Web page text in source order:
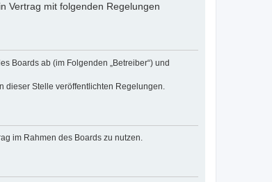
Vertrag mit folgenden Regelungen
Boards ab (im Folgenden „Betreiber“) und
dieser Stelle veröffentlichten Regelungen.
im Rahmen des Boards zu nutzen.